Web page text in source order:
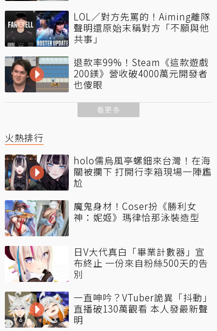
LOL／對方先罵的！Aiming離隊
聲明還原始末稱對方「不願與他
共事」
退款率99%！Steam《這款遊戲
200鎂》營收破4000萬元開發者
也傻眼
看更多
火熱排行
holo儒烏風亭螺鈿來台灣！在海
關被攔下 打開行李箱現場一陣尷
尬
魔鬼身材！Coser扮《勝利女
神：妮姬》瑪律恰那泳裝造型
日V大代真白「畢業計數器」宣
布終止 一份來自粉絲500天的告
別
一直呻吟？VTuber詭異「抖動」
直播破130萬觀看 本人發最新聲
明